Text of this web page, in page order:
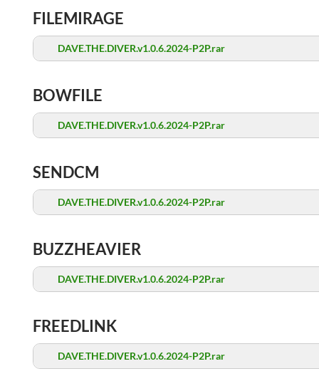
FILEMIRAGE
DAVE.THE.DIVER.v1.0.6.2024-P2P.rar
BOWFILE
DAVE.THE.DIVER.v1.0.6.2024-P2P.rar
SENDCM
DAVE.THE.DIVER.v1.0.6.2024-P2P.rar
BUZZHEAVIER
DAVE.THE.DIVER.v1.0.6.2024-P2P.rar
FREEDLINK
DAVE.THE.DIVER.v1.0.6.2024-P2P.rar